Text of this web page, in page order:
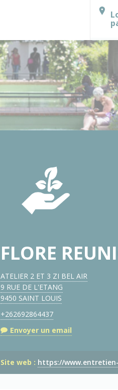
FLORE
ATELIER 2 ET 3 ZI BEL AIR
9 RUE DE L'ETANG
9450 SAINT LOUIS
+262692864437
Envoyer un email
Site web : https://